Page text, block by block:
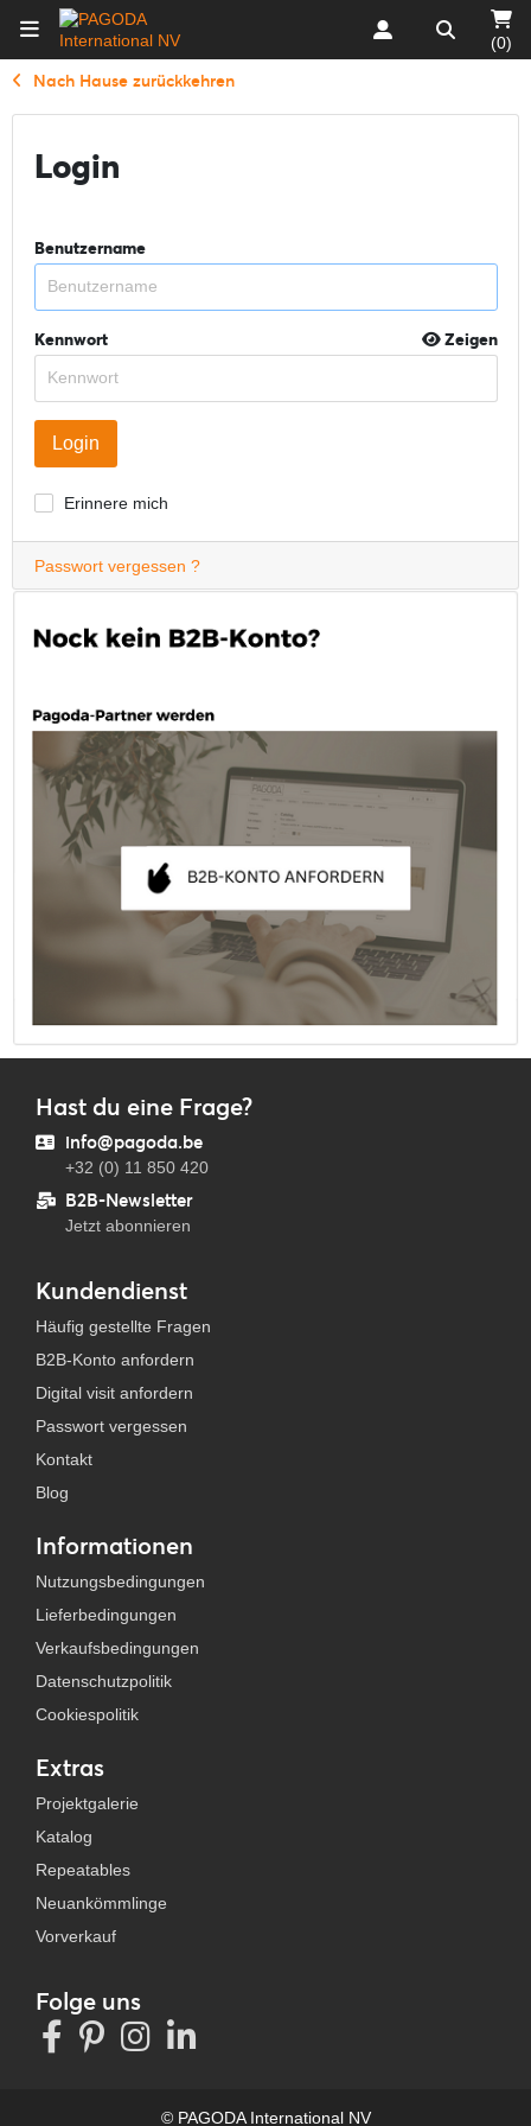
(0)
Nach Hause zurückkehren
Login
Benutzername
Kennwort Zeigen
Erinnere mich
Passwort vergessen ?
Hast du eine Frage?
info@pagoda.be
+32 (0) 11 850 420
B2B-Newsletter
Jetzt abonnieren
Kundendienst
Häufig gestellte Fragen
B2B-Konto anfordern
Digital visit anfordern
Passwort vergessen
Kontakt
Blog
Informationen
Nutzungsbedingungen
Lieferbedingungen
Verkaufsbedingungen
Datenschutzpolitik
Cookiespolitik
Extras
Projektgalerie
Katalog
Repeatables
Neuankömmlinge
Vorverkauf
Folge uns
© PAGODA International NV